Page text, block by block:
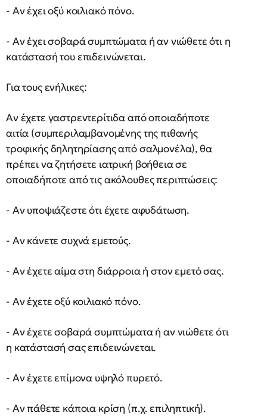
- Αν έχει οξύ κοιλιακό πόνο.
- Αν έχει σοβαρά συμπτώματα ή αν νιώθετε ότι η
κατάστασή του επιδεινώνεται.
Για τους ενήλικες:
Αν έχετε γαστρεντερίτιδα από οποιαδήποτε
αιτία (συμπεριλαμβανομένης της πιθανής
τροφικής δηλητηρίασης από σαλμονέλα), θα
πρέπει να ζητήσετε ιατρική βοήθεια σε
οποιαδήποτε από τις ακόλουθες περιπτώσεις:
- Αν υποψιάζεστε ότι έχετε αφυδάτωση.
- Αν κάνετε συχνά εμετούς.
- Αν έχετε αίμα στη διάρροια ή στον εμετό σας.
- Αν έχετε οξύ κοιλιακό πόνο.
- Αν έχετε σοβαρά συμπτώματα ή αν νιώθετε ότι
η κατάστασή σας επιδεινώνεται.
- Αν έχετε επίμονα υψηλό πυρετό.
- Αν πάθετε κάποια κρίση (π.χ. επιληπτική).